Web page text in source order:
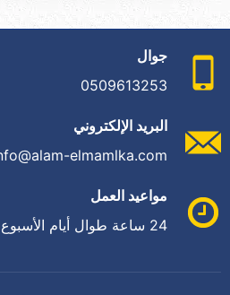
جوال
0509613253
البريد الإلكتروني
elmamlka.com
مواعيد العمل
24 ساعة طوال أيام الأسبوع